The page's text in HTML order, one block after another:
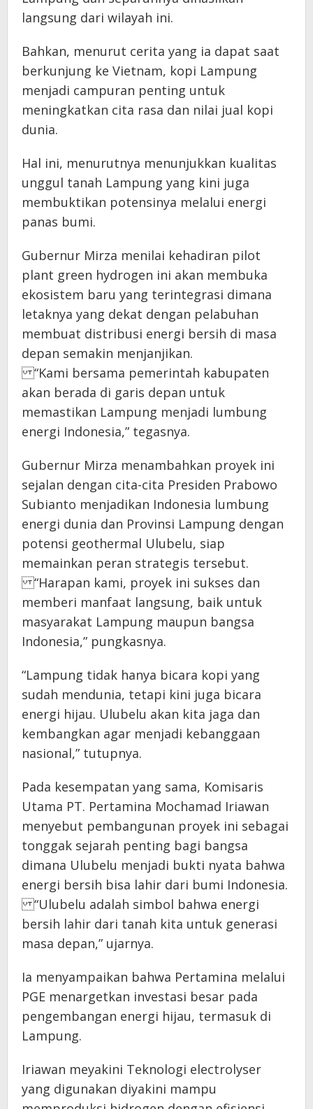
langsung dari wilayah ini.
Bahkan, menurut cerita yang ia dapat saat
berkunjung ke Vietnam, kopi Lampung
menjadi campuran penting untuk
meningkatkan cita rasa dan nilai jual kopi
dunia.
Hal ini, menurutnya menunjukkan kualitas
unggul tanah Lampung yang kini juga
membuktikan potensinya melalui energi
panas bumi.
Gubernur Mirza menilai kehadiran pilot
plant green hydrogen ini akan membuka
ekosistem baru yang terintegrasi dimana
letaknya yang dekat dengan pelabuhan
membuat distribusi energi bersih di masa
depan semakin menjanjikan.
“Kami bersama pemerintah kabupaten
akan berada di garis depan untuk
memastikan Lampung menjadi lumbung
energi Indonesia,” tegasnya.
Gubernur Mirza menambahkan proyek ini
sejalan dengan cita-cita Presiden Prabowo
Subianto menjadikan Indonesia lumbung
energi dunia dan Provinsi Lampung dengan
potensi geothermal Ulubelu, siap
memainkan peran strategis tersebut.
“Harapan kami, proyek ini sukses dan
memberi manfaat langsung, baik untuk
masyarakat Lampung maupun bangsa
Indonesia,” pungkasnya.
“Lampung tidak hanya bicara kopi yang
sudah mendunia, tetapi kini juga bicara
energi hijau. Ulubelu akan kita jaga dan
kembangkan agar menjadi kebanggaan
nasional,” tutupnya.
Pada kesempatan yang sama, Komisaris
Utama PT. Pertamina Mochamad Iriawan
menyebut pembangunan proyek ini sebagai
tonggak sejarah penting bagi bangsa
dimana Ulubelu menjadi bukti nyata bahwa
energi bersih bisa lahir dari bumi Indonesia.
“Ulubelu adalah simbol bahwa energi
bersih lahir dari tanah kita untuk generasi
masa depan,” ujarnya.
Ia menyampaikan bahwa Pertamina melalui
PGE menargetkan investasi besar pada
pengembangan energi hijau, termasuk di
Lampung.
Iriawan meyakini Teknologi electrolyser
yang digunakan diyakini mampu